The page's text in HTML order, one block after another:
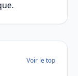
Voir le top